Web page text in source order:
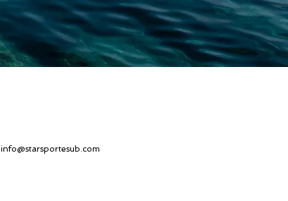
info@starsportesub.com